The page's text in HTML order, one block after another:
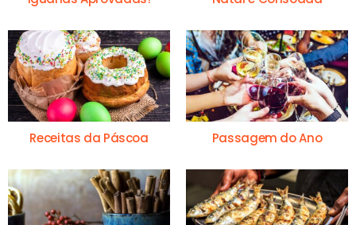
Receitas da Páscoa Passagem do Ano